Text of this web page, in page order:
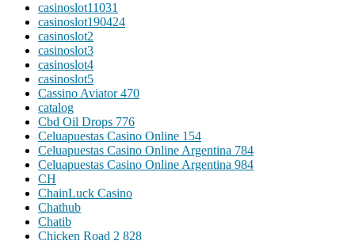
casinoslot11031
casinoslot190424
casinoslot2
casinoslot3
casinoslot4
casinoslot5
Cassino Aviator 470
catalog
Cbd Oil Drops 776
Celuapuestas Casino Online 154
Celuapuestas Casino Online Argentina 784
Celuapuestas Casino Online Argentina 984
CH
ChainLuck Casino
Chathub
Chatib
Chicken Road 2 828